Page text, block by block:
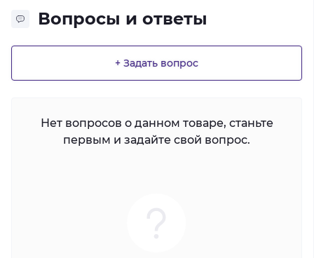
Вопросы и ответы
+ Задать вопрос
Нет вопросов о данном товаре, станьте
первым и задайте свой вопрос.